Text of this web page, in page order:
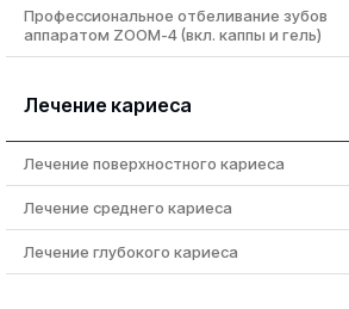
Профессиональное отбеливание зубов
аппаратом ZOOM-4 (вкл. каппы и гель)
Лечение кариеса
Лечение поверхностного кариеса
Лечение среднего кариеса
Лечение глубокого кариеса